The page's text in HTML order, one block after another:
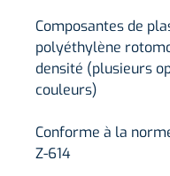
Composantes de
polyéthylène
densité (plusieurs
couleurs)
Conforme à la
Z-614